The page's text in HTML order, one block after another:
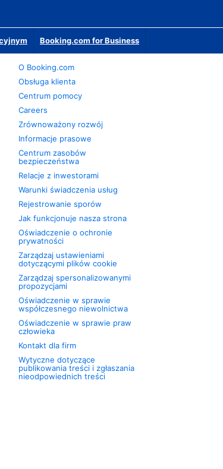
Booking.com for Business
O Booking.com
Obsługa klienta
Centrum pomocy
Careers
Zrównoważony rozwój
Informacje prasowe
Centrum zasobów
bezpieczeństwa
Relacje z inwestorami
Warunki świadczenia usług
Rejestrowanie sporów
Jak funkcjonuje nasza strona
Oświadczenie o ochronie
prywatności
Zarządzaj ustawieniami
dotyczącymi plików cookie
Zarządzaj spersonalizowanymi
propozycjami
Oświadczenie w sprawie
współczesnego niewolnictwa
Oświadczenie w sprawie praw
człowieka
Kontakt dla firm
Wytyczne dotyczące
publikowania treści i zgłaszania
nieodpowiednich treści